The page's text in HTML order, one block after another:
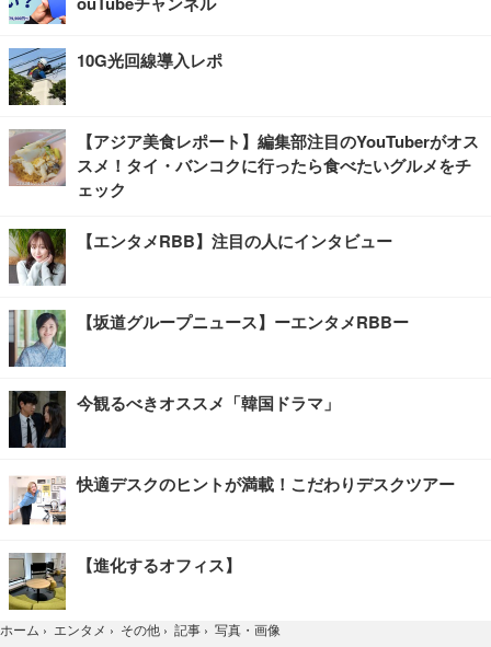
10G光回線導入レポ
【アジア美食レポート】編集部注目のYouTuberがオス
スメ！タイ・バンコクに行ったら食べたいグルメをチ
ェック
【エンタメRBB】注目の人にインタビュー
【坂道グループニュース】ーエンタメRBBー
今観るべきオススメ「韓国ドラマ」
快適デスクのヒントが満載！こだわりデスクツアー
【進化するオフィス】
ホーム › エンタメ › その他 › 記事 › 写真・画像